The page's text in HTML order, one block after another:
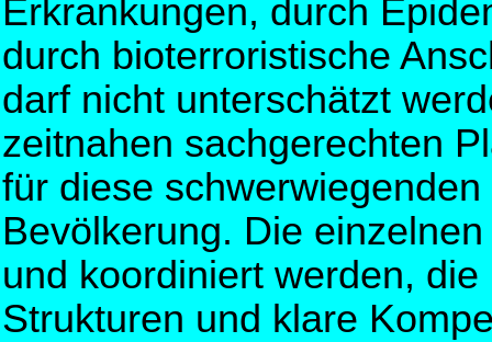
Erkrankungen, durch
durch bioterroristische
darf nicht unterschätzt
zeitnahen sachgerechten
für diese
Bevölkerung. Die
und koordiniert werden,
Strukturen und klare